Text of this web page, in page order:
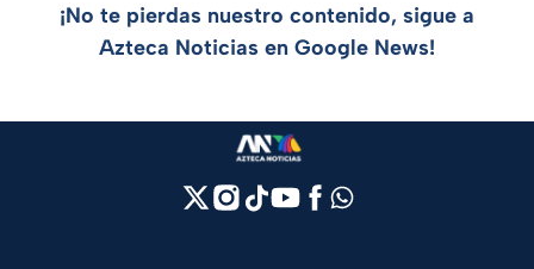
¡No te pierdas nuestro contenido, sigue a
Azteca Noticias en Google News!